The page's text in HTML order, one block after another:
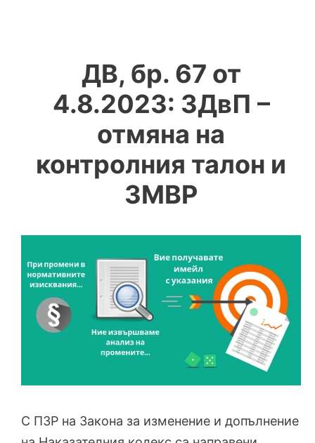
ДВ, бр. 67 от
4.8.2023: ЗДвП –
отмяна на
контролния талон и
ЗМВР
С ПЗР на Закона за изменение и допълнение